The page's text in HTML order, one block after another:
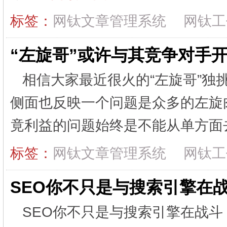
标签： 网钛文章管理系统 网钛
“左旋哥”或许与其竞争对手
相信大家最近很火的“左旋哥”独
侧面也反映一个问题是众多的左
竟利益的问题始终是不能从单方
标签： 网钛文章管理系统 网钛
SEO你不只是与搜索引擎在
SEO你不只是与搜索引擎在战